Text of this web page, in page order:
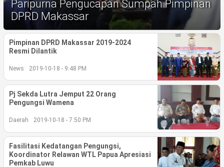
Life Style
Opini
Video
More
Disclaimer
Paripurna Pengucapan Sumpah Pimpinan
DPRD Makassar
Pimpinan DPRD Makassar 2019-2024
Resmi Dilantik
News 2019-10-18 - 9:48 PM
Pj Sekda Lutra Jemput 22 Orang
Pengungsi Wamena
Daerah 2019-10-18 - 7:50 PM
Fasilitasi Kedatangan Pengungsi,
Koordinator Relawan WTL Papua Apresiasi
Pemkab Luwu